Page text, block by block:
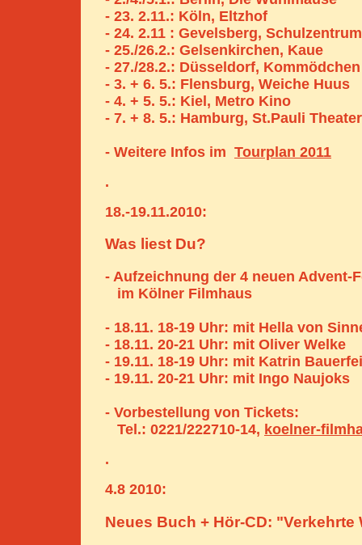
- 23. 2.11.: Köln, Eltzhof
- 24. 2.11 : Gevelsberg,
- 25./26.2.: Gelsenkirchen, Kaue
- 27./28.2.: Düsseldorf, Kommödchen
- 3. + 6. 5.: Flensburg, Weiche Huus
- 4. + 5. 5.: Kiel, Metro Kino
- 7. + 8. 5.: Hamburg, St.Pauli Theater
- Weitere Infos im Tourplan 2011
.
18.-19.11.2010:
Was liest Du?
- Aufzeichnung der 4 neuen Advent-
im Kölner Filmhaus
- 18.11. 18-19 Uhr: mit Hella von
- 18.11. 20-21 Uhr: mit Oliver Welke
- 19.11. 18-19 Uhr: mit Katrin
- 19.11. 20-21 Uhr: mit Ingo Naujoks
- Vorbestellung von Tickets:
Tel.: 0221/222710-14, koelner-
.
4.8 2010:
Neues Buch + Hör-CD: "Verkehrte